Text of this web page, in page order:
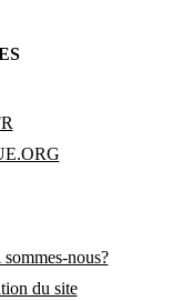
nous?
du site